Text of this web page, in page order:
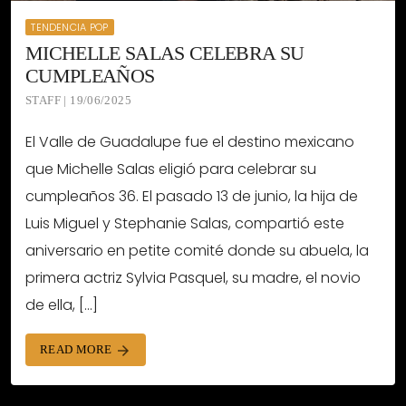
TENDENCIA POP
MICHELLE SALAS CELEBRA SU
CUMPLEAÑOS
STAFF | 19/06/2025
El Valle de Guadalupe fue el destino mexicano
que Michelle Salas eligió para celebrar su
cumpleaños 36. El pasado 13 de junio, la hija de
Luis Miguel y Stephanie Salas, compartió este
aniversario en petite comité donde su abuela, la
primera actriz Sylvia Pasquel, su madre, el novio
de ella, […]
READ MORE arrow_forward